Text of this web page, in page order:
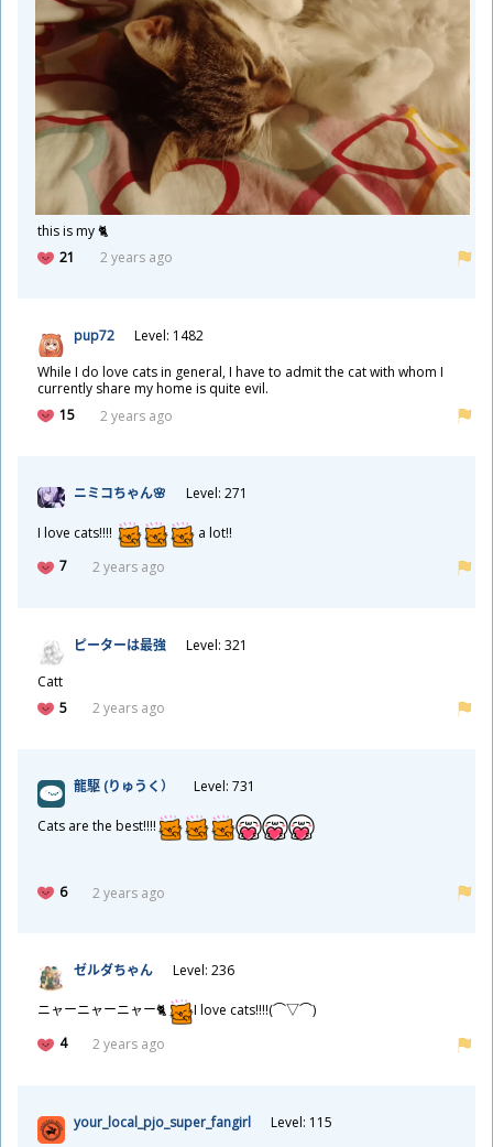
this is my 🐈
21
2 years ago
pup72
Level: 1482
While I do love cats in general, I have to admit the cat with whom I
currently share my home is quite evil.
15
2 years ago
ニミコちゃん🌸 Level: 271
I love cats!!!!
a lot!!
7
2 years ago
ピーターは最強
Level: 321
Catt
5
2 years ago
龍駆 (りゅうく） Level: 731
Cats are the best!!!!
6 2 years ago
ゼルダちゃん Level: 236
ニャーニャーニャー🐈
I love cats!!!!(⌒▽⌒)
4
2 years ago
your_local_pjo_super_fangirl
Level: 115